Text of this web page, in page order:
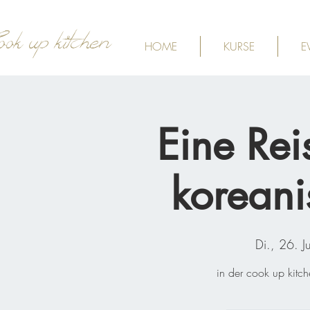
up kitchen HOME KURSE
Eine
Di., 26.
in der cook up